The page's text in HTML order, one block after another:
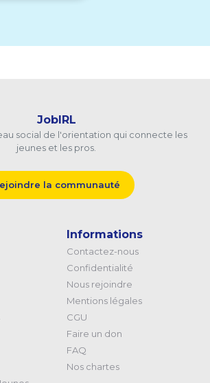
JobIRL
social de l'orientation qui connecte les
jeunes et les pros.
la communauté
Informations
Contactez-nous
Confidentialité
Nous rejoindre
Mentions légales
CGU
Faire un don
FAQ
Nos chartes